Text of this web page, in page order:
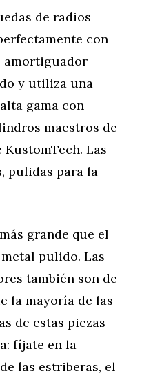
de radios
con
amortiguador
y utiliza una
gama con
maestros de
Las
pulidas para la
grande que el
pulido. Las
también son de
la mayoría de las
de estas piezas
fíjate en la
las estriberas, el